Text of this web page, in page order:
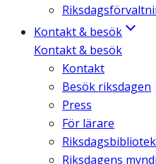
Kontakt & besök
Kontakt & besök
Kontakt
Besök riksdagen
Press
För lärare
Riksdagens